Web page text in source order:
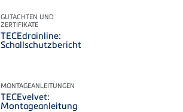
GUTACHTEN UND
ZERTIFIKATE
TECEdrainline:
Schallschutzbericht
MONTAGEANLEITUNGEN
TECEvelvet:
Montageanleitung